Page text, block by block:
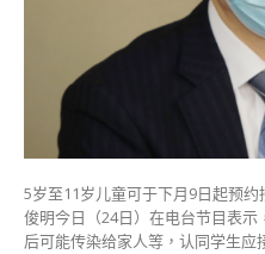
患
喘
湿
疹
若
5岁至11岁儿童可于下月9日起预
俊明今日（24日）在电台节目表
后可能传染给家人等，认同学生应